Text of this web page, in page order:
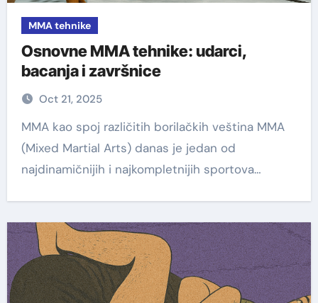
MMA tehnike
Osnovne MMA tehnike: udarci,
bacanja i završnice
Oct 21, 2025
MMA kao spoj različitih borilačkih veština MMA
(Mixed Martial Arts) danas je jedan od
najdinamičnijih i najkompletnijih sportova…